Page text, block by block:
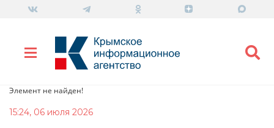
Элемент не найден!
15:24, 06 июля 2026